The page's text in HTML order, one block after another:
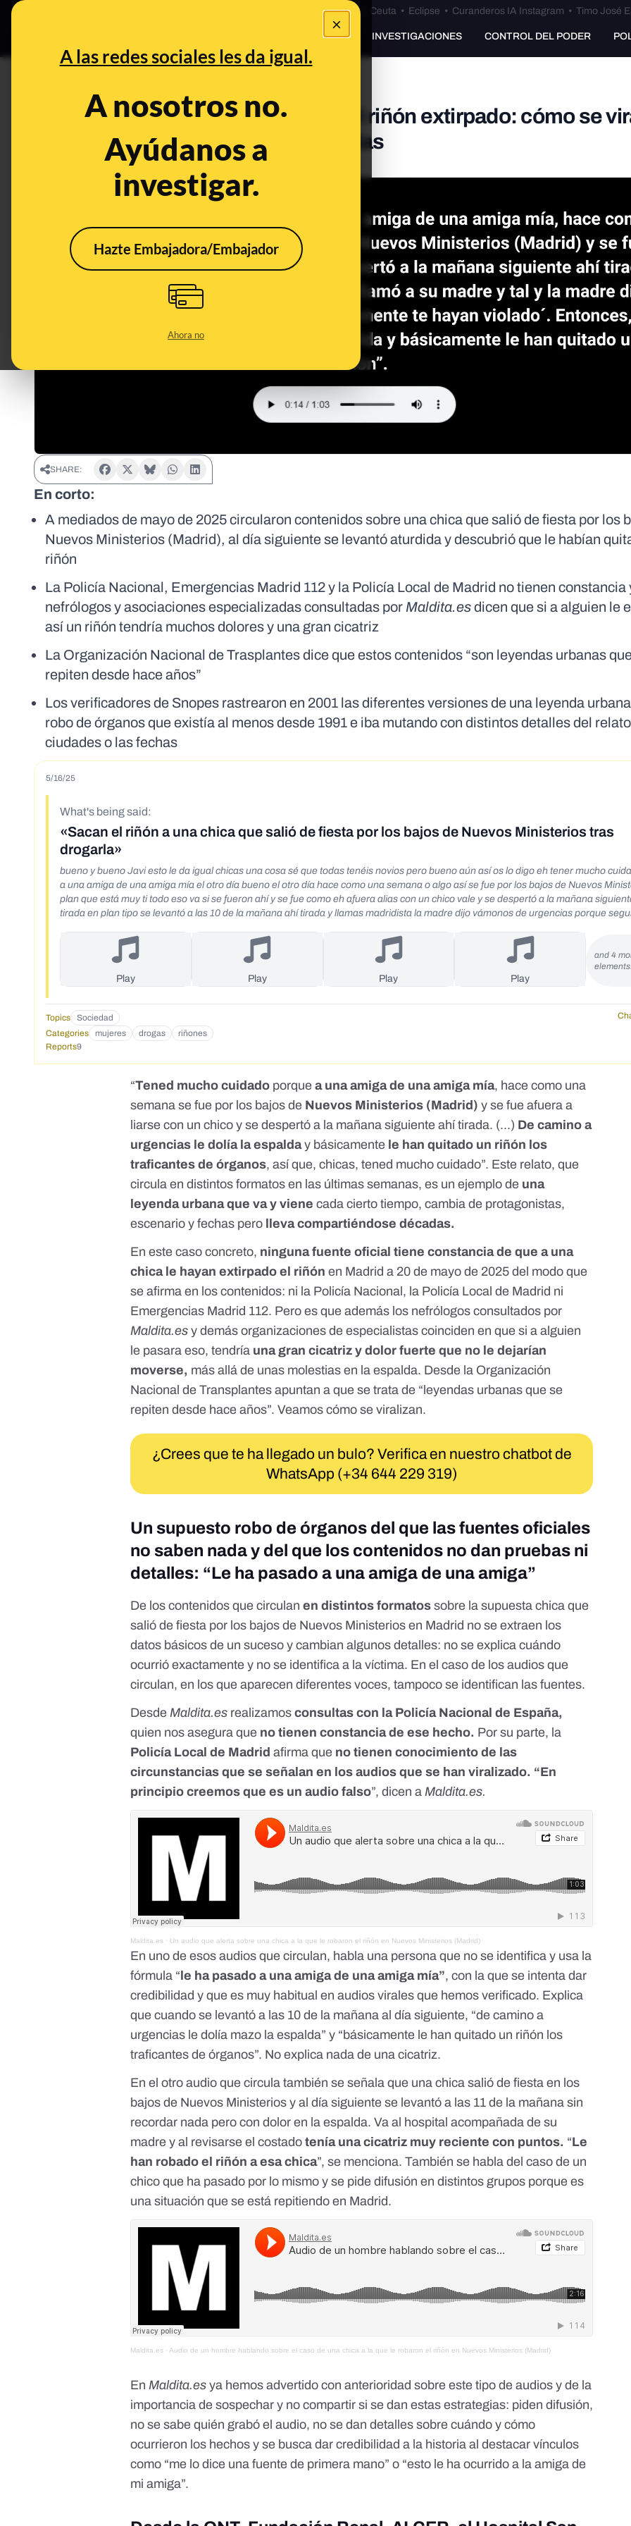
×
A las redes sociales les da igual.
A nosotros no.
Ayúdanos a
investigar.
Hazte Embajadora/Embajador
Ahora no
Especial Ceuta•Bulos Ceuta • Eclipse • Curanderos IA Instagram • Timo José
PREBUNKING INVESTIGACIONES CONTROL DEL PODER
La chica de Nuevos Ministerios y el riñón extirpado: cómo se
una leyenda urbana de hace décadas
May 20, 2025, 6:21:36 PM
SHARE:
En corto:
A mediados de mayo de 2025 circularon contenidos sobre una chica que salió de fiesta por los
Nuevos Ministerios (Madrid), al día siguiente se levantó aturdida y descubrió que le habían
riñón
La Policía Nacional, Emergencias Madrid 112 y la Policía Local de Madrid no tienen constancia
nefrólogos y asociaciones especializadas consultadas por Maldita.esdicen que si a alguien le
así un riñón tendría muchos dolores y una gran cicatriz
La Organización Nacional de Trasplantes dice que estos contenidos “son leyendas urbanas
repiten desde hace años”
Los verificadores de Snopes rastrearon en 2001 las diferentes versiones de una leyenda
robo de órganos que existía al menos desde 1991 e iba mutando con distintos detalles del
ciudades o las fechas
5/16/25
What's being said:
«Sacan el riñón a una chica que salió de fiesta por los bajos de Nuevos Ministerios tras
drogarla»
bueno y bueno Javi esto le da igual chicas una cosa sé que todas tenéis novios pero bueno aún así os lo digo eh tener mucho
a una amiga de una amiga mía el otro día bueno el otro día hace como una semana o algo así se fue por los bajos de Nuevos
plan que está muy ti todo eso va si se fueron ahí y se fue como eh afuera alias con un chico vale y se despertó a la mañana
tirada en plan tipo se levantó a las 10 de la mañana ahí tirada y llamas madridista la madre dijo vámonos de urgencias porque
de órganos así que chicas ten mucho cuidado a ver que no sé si sois por ahí pero igual que pasa y pasa en cualquier parte eh para
tengáis en presente y tengáis mucho cuidado chicas porque
Play Play Play Play
and 4
Topics Sociedad
Categories
mujeres drogas
riñones
Reports9
“Tened mucho cuidado porque a una amiga de una amiga mía, hace como una
semana se fue por los bajos de Nuevos Ministerios (Madrid) y se fue afuera a
liarse con un chico y se despertó a la mañana siguiente ahí tirada. (...) De camino a
urgencias le dolía la espalday básicamente le han quitado un riñón los
traficantes de órganos, así que, chicas, tened mucho cuidado”. Este relato, que
circula en distintos formatos en las últimas semanas, es un ejemplo de una
leyenda urbana que va y vienecada cierto tiempo, cambia de protagonistas,
escenario y fechas pero
lleva compartiéndose décadas.
En este caso concreto, ninguna fuente oficial tiene constancia de que a una
chica le hayan extirpado el riñón en Madrid a 20 de mayo de 2025 del modo que
se afirma en los contenidos: ni la Policía Nacional, la Policía Local de Madrid ni
Emergencias Madrid 112. Pero es que además los nefrólogos consultados por
Maldita.es y demás organizaciones de especialistas coinciden en que si a alguien
le pasara eso, tendría una gran cicatriz y dolor fuerte que no le dejarían
moverse, más allá de unas molestias en la espalda. Desde la Organización
Nacional de Transplantes apuntan a que se trata de “leyendas urbanas que se
repiten desde hace años”. Veamos cómo se viralizan.
¿Crees que te ha llegado un bulo? Verifica en nuestro chatbot de
WhatsApp (+34 644 229 319)
Un supuesto robo de órganos del que las fuentes oficiales
no saben nada y del que los contenidos no dan pruebas ni
detalles: “Le ha pasado a una amiga de una amiga”
De los contenidos que circulanen distintos formatossobre la supuesta chica que
salió de fiesta por los bajos de Nuevos Ministerios en Madrid no se extraen los
datos básicos de un suceso y cambian algunos detalles: no se explica cuándo
ocurrió exactamente y no se identifica a la víctima. En el caso de los audios que
circulan, en los que aparecen diferentes voces, tampoco se identifican las fuentes.
DesdeMaldita.es realizamosconsultas con la Policía Nacional de España,
quien nos asegura que no tienen constancia de ese hecho. Por su parte, la
Policía Local de Madrid afirma que no tienen conocimiento de las
circunstancias que se señalan en los audios que se han viralizado. “En
principio creemos que es un audio falso”, dicen a Maldita.es.
Maldita.es · Un audio que alerta sobre una chica a la que le robaron el riñón en Nuevos Ministerios (Madrid)
En uno de esos audios que circulan, habla una persona que no se identifica y usa la
fórmula “ le ha pasado a una amiga de una amiga mía”, con la que se intenta dar
credibilidad y que es muy habitual en audios virales que hemos verificado. Explica
que cuando se levantó a las 10 de la mañana al día siguiente, “de camino a
urgencias le dolía mazo la espalda” y “básicamente le han quitado un riñón los
traficantes de órganos”. No explica nada de una cicatriz.
En el otro audio que circula también se señala que una chica salió de fiesta en los
bajos de Nuevos Ministerios y al día siguiente se levantó a las 11 de la mañana sin
recordar nada pero con dolor en la espalda. Va al hospital acompañada de su
madre y al revisarse el costadotenía una cicatriz muy reciente con puntos. “Le
han robado el riñón a esa chica”, se menciona. También se habla del caso de un
chico que ha pasado por lo mismo y se pide difusión en distintos grupos porque es
una situación que se está repitiendo en Madrid.
Maldita.es ·Audio de un hombre hablando sobre el caso de una chica a la que le robaron el riñón en Nuevos Ministerios (Madrid)
EnMaldita.es ya hemosadvertido con anterioridad sobre este tipo de audios y de la
importanciade sospechar y no compartir si se dan estas estrategias: piden difusión,
no se sabe quién grabó el audio, no se dan detalles sobre cuándo y cómo
ocurrieron los hechos y se busca dar credibilidad a la historia al destacar vínculos
como “me lo dice una fuente de primera mano” o “esto le ha ocurrido a la amiga de
mi amiga”.